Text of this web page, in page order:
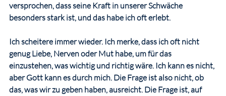
versprochen, dass seine Kraft in unserer Schwäche
besonders stark ist, und das habe ich oft erlebt.
Ich scheitere immer wieder. Ich merke, dass ich oft nicht
genug Liebe, Nerven oder Mut habe, um für das
einzustehen, was wichtig und richtig wäre. Ich kann es nicht,
aber Gott kann es durch mich. Die Frage ist also nicht, ob
das, was wir zu geben haben, ausreicht. Die Frage ist, auf